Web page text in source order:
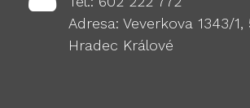
Adresa: Veverkova 1343/
Hradec Králové